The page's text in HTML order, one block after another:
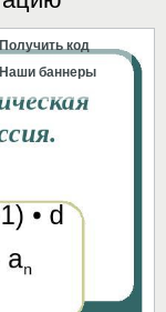
Получить код
Наши баннеры